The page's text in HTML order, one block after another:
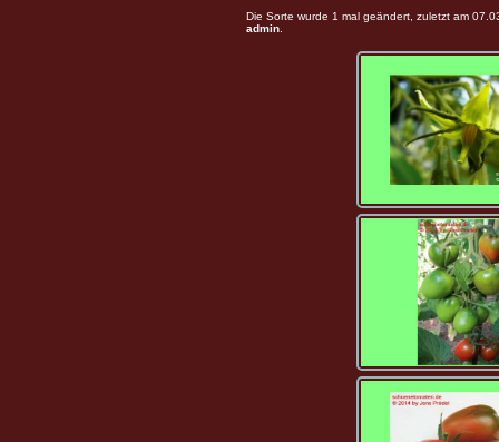
Die Sorte wurde 1 mal geändert, zuletzt am
admin